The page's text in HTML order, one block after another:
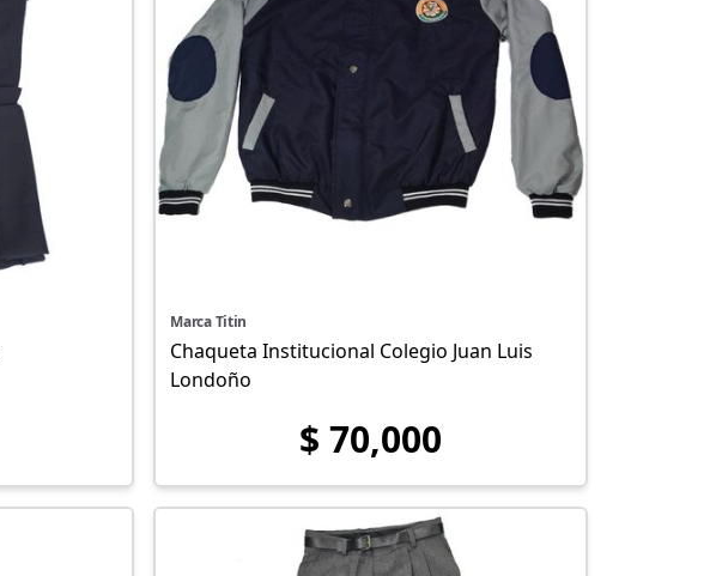
Marca Titin
Chaqueta Institucional Colegio Juan Luis
Londoño
$ 70,000